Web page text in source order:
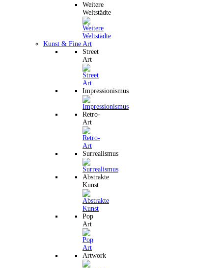
Weitere
Weltstädte
Kunst & Fine Art
Street
Art
Impressionismus
Retro-
Art
Surrealismus
Abstrakte
Kunst
Pop
Art
Artwork